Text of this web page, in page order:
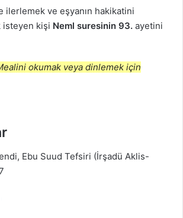
ilerlemek ve eşyanın hakikatini
isteyen kişi Neml suresinin 93. ayetini
okumak veya dinlemek için
Ebu Suud Tefsiri (İrşadü Aklis-